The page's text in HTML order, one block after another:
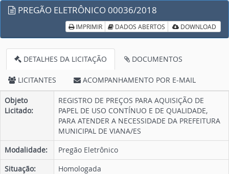
PREGÃO ELETRÔNICO 00036/2018
IMPRIMIR DADOS ABERTOS DOWNLOAD
DETALHES DA LICITAÇÃO DOCUMENTOS
LICITANTES ACOMPANHAMENTO POR E-MAIL
Objeto
Licitado:
REGISTRO DE PREÇOS PARA AQUISIÇÃO DE
PAPEL DE USO CONTÍNUO E DE QUALIDADE,
PARA ATENDER A NECESSIDADE DA PREFEITURA
MUNICIPAL DE VIANA/ES
Modalidade:
Pregão Eletrônico
Situação:
Homologada